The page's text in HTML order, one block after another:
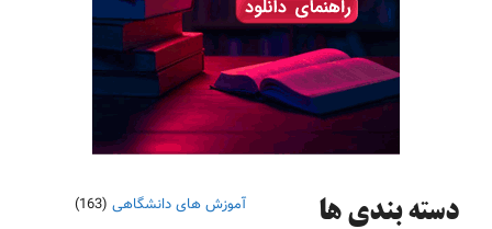
دسته‌ بندی ها آموزش های دانشگاهی (163)